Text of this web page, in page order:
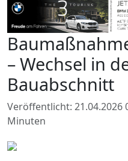
– Wechsel in
Bauabschnitt
Veröffentlicht: 21.04.2026
Minuten